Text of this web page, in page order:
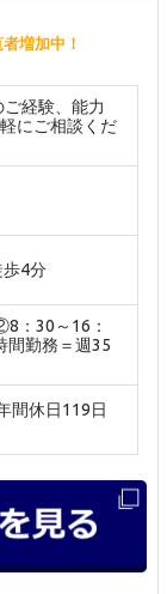
増加中！
経験、能力
にご相談くだ
歩4分
：30～16：
勤務＝週35
間休日119日